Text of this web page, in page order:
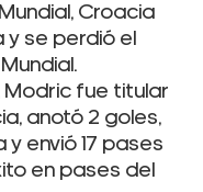
Croacia
y se perdió el
fue titular
anotó 2 goles,
y envió 17 pases
en pases del